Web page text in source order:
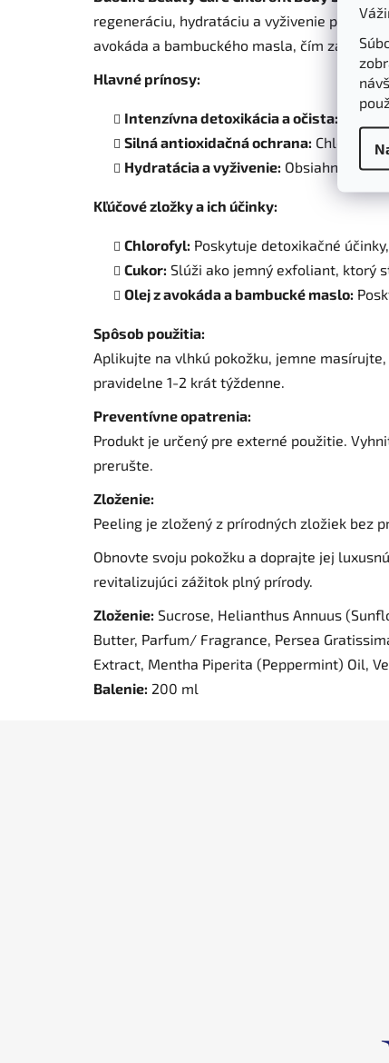
regeneráciu, hydratáciu a vyživenie
avokáda a bambuckého masla, čím
Hlavné prínosy:
Intenzívna detoxikácia a očista:
Silná antioxidačná ochrana: Chlorofyl
Hydratácia a vyživenie: Obsiahnuté
Kľúčové zložky a ich účinky:
Chlorofyl: Poskytuje detoxikačné
Cukor: Slúži ako jemný exfoliant, ktorý
Olej z avokáda a bambucké maslo:
Spôsob použitia:
Aplikujte na vlhkú pokožku, jemne
pravidelne 1-2 krát týždenne.
Preventívne opatrenia:
Produkt je určený pre externé použitie.
prerušte.
Zloženie:
Peeling je zložený z prírodných zložiek bez
Obnovte svoju pokožku a doprajte jej
revitalizujúci zážitok plný prírody.
Zloženie: Sucrose, Helianthus Annuus
Butter, Parfum/ Fragrance, Persea
Extract, Mentha Piperita (Peppermint) Oil,
Balenie: 200 ml